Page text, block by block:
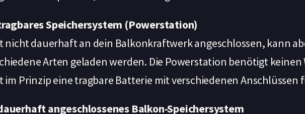
Speichersystem (Powerstation)
nicht dauerhaft an dein Balkonkraftwerk angeschlossen, kann
Arten geladen werden. Die Powerstation benötigt keinen
im Prinzip eine tragbare Batterie mit verschiedenen Anschlüssen
angeschlossenes Balkon-Speichersystem